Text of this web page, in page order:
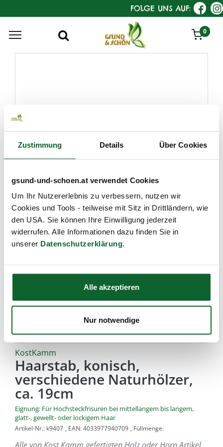
Zustimmung Details Über Cookies
gsund-und-schoen.at verwendet Cookies
Um Ihr Nutzererlebnis zu verbessern, nutzen wir
Cookies und Tools - teilweise mit Sitz in Drittländern, wie
den USA. Sie können Ihre Einwilligung jederzeit
widerrufen. Alle Informationen dazu finden Sie in
unserer Datenschutzerklärung.
Alle akzeptieren
Nur notwendige
FOLGE UNS AUF:
0
KostKamm
Haarstab, konisch,
verschiedene Naturhölzer,
ca. 19cm
Eignung: Für Hochsteckfrisuren bei mittellangem bis langem,
glatt-, gewellt- oder lockigem Haar
Artikel-Nr.: k9407 , EAN:4033977940709 , Füllmenge:
Alle von Kost Kamm gefertigten Holz oder Horn Artikel